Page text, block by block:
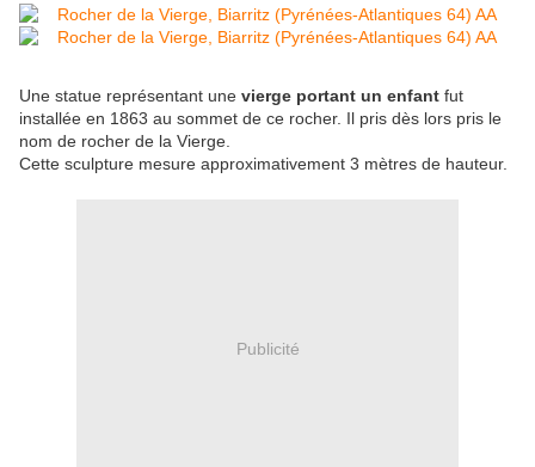
Une statue représentant une vierge portant un enfant fut
installée en 1863 au sommet de ce rocher. Il pris dès lors pris le
nom de rocher de la Vierge.
Cette sculpture mesure approximativement 3 mètres de hauteur.
Publicité